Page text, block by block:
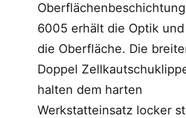
6005 erhält die Optik
die Oberfläche. Die
Doppel
halten dem harten
Werkstatteinsatz locker